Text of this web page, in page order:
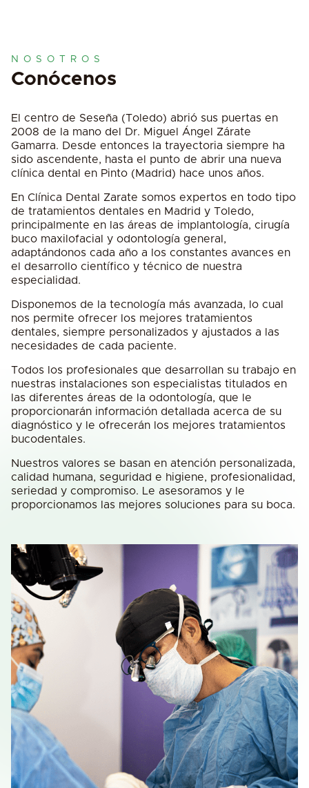
NOSOTROS
Conócenos
El centro de Seseña (Toledo) abrió sus puertas en
2008 de la mano del Dr. Miguel Ángel Zárate
Gamarra. Desde entonces la trayectoria siempre ha
sido ascendente, hasta el punto de abrir una nueva
clínica dental en Pinto (Madrid) hace unos años.
En Clínica Dental Zarate somos expertos en todo tipo
de tratamientos dentales en Madrid y Toledo,
principalmente en las áreas de implantología, cirugía
buco maxilofacial y odontología general,
adaptándonos cada año a los constantes avances en
el desarrollo científico y técnico de nuestra
especialidad.
Disponemos de la tecnología más avanzada, lo cual
nos permite ofrecer los mejores tratamientos
dentales, siempre personalizados y ajustados a las
necesidades de cada paciente.
Todos los profesionales que desarrollan su trabajo en
nuestras instalaciones son especialistas titulados en
las diferentes áreas de la odontología, que le
proporcionarán información detallada acerca de su
diagnóstico y le ofrecerán los mejores tratamientos
bucodentales.
Nuestros valores se basan en atención personalizada,
calidad humana, seguridad e higiene, profesionalidad,
seriedad y compromiso. Le asesoramos y le
proporcionamos las mejores soluciones para su boca.